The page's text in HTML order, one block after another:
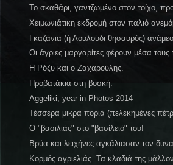
Το σκαθάρι, γαντζωμένο στον τοίχο,
Χειμωνιάτικη εκδρομή στον παλιό
Γκαζάνια (ή Λουλούδι θησαυρός)
Οι άγριες μαργαρίτες φέρουν μέσα
Η Ρόζυ και ο Ζαχαρούλης.
Προβατάκια στη βοσκή.
Aggeliki, year in Photos 2014
Τέσσερα μικρά ποριά (πελεκημένες
Ο "βασιλιάς" στο "βασίλειό" του!
Βρύα και λειχήνες αγκάλιασαν τον
Κορμός αγριελιάς. Τα κλαδιά της